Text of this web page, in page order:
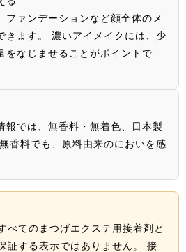
ファンデーションなど顔全体のメ
きます。 濃いアイメイクには、少
をなじませることがポイントで
報では、無香料・無着色、日本製
香料でも、原料由来のにおいを感
べてのまつげエクステ用接着剤と
証する表示ではありません。 接